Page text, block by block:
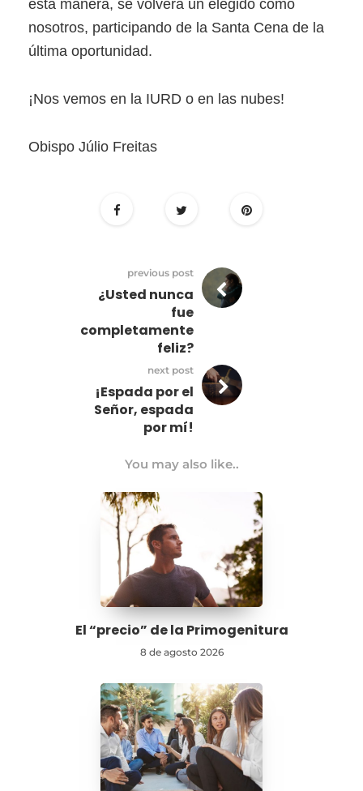
esta manera, se volverá un elegido como
nosotros, participando de la Santa Cena de la
última oportunidad.
¡Nos vemos en la IURD o en las nubes!
Obispo Júlio Freitas
previous post
¿Usted nunca
fue
completamente
feliz?
next post
¡Espada por el
Señor, espada
por mí!
You may also like..
El “precio” de la Primogenitura
8 de agosto 2026